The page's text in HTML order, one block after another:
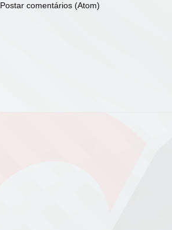
Postar comentários (Atom)